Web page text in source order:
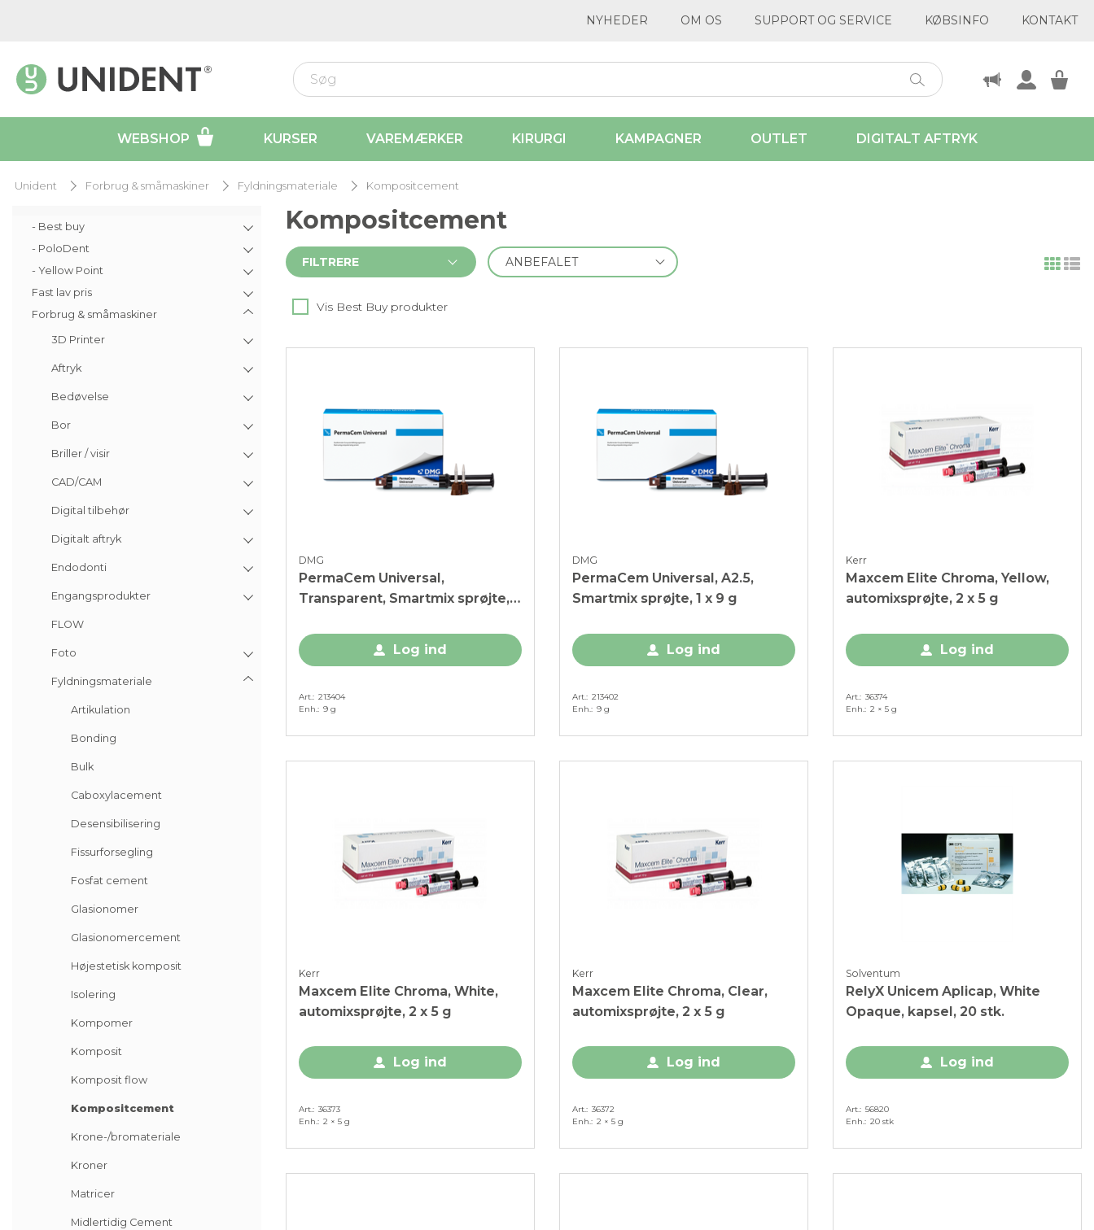
NYHEDER OM OS SUPPORT OG SERVICE KØBSINFO KONTAKT
WEBSHOP KURSER VAREMÆRKER KIRURGI KAMPAGNER OUTLET DIGITALT AFTRYK
Unident Forbrug & småmaskiner Fyldningsmateriale Kompositcement
- Best buy
- PoloDent
- Yellow Point
Fast lav pris
Forbrug & småmaskiner
3D Printer
Aftryk
Bedøvelse
Bor
Briller / visir
CAD/CAM
Digital tilbehør
Digitalt aftryk
Endodonti
Engangsprodukter
FLOW
Foto
Fyldningsmateriale
Artikulation
Bonding
Bulk
Caboxylacement
Desensibilisering
Fissurforsegling
Fosfat cement
Glasionomer
Glasionomercement
Højestetisk komposit
Isolering
Kompomer
Komposit
Komposit flow
Kompositcement
Krone-/bromateriale
Kroner
Matricer
Midlertidig Cement
Kompositcement
FILTRERE
Vis Best Buy produkter
DMG
PermaCem Universal,
Transparent, Smartmix sprøjte, 1
Log ind
Art. 213404
Enh. 9 g
DMG
PermaCem Universal, A2.5,
Smartmix sprøjte, 1 x 9 g
Log ind
Art. 213402
Enh. 9 g
Kerr
Maxcem Elite Chroma, Yellow,
automixsprøjte, 2 x 5 g
Log ind
Art. 36374
Enh. 2 × 5 g
Kerr
Maxcem Elite Chroma, White,
automixsprøjte, 2 x 5 g
Log ind
Art. 36373
Enh. 2 × 5 g
Kerr
Maxcem Elite Chroma, Clear,
automixsprøjte, 2 x 5 g
Log ind
Art. 36372
Enh. 2 × 5 g
Solventum
RelyX Unicem Aplicap, White
Opaque, kapsel, 20 stk.
Log ind
Art. 56820
Enh. 20 stk